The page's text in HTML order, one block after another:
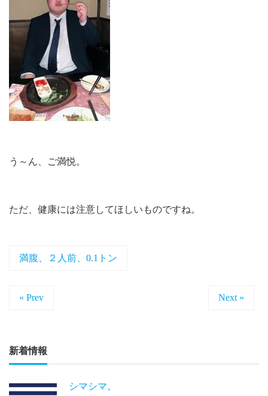
う～ん、ご満悦。
ただ、健康には注意してほしいものですね。
満腹、２人前、0.1トン
« Prev Next »
新着情報
シマシマ。